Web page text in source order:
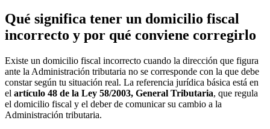
Qué significa tener un domicilio fiscal
incorrecto y por qué conviene corregirlo
Existe un domicilio fiscal incorrecto cuando la dirección que figura
ante la Administración tributaria no se corresponde con la que debe
constar según tu situación real. La referencia jurídica básica está en
el artículo 48 de la Ley 58/2003, General Tributaria, que regula
el domicilio fiscal y el deber de comunicar su cambio a la
Administración tributaria.